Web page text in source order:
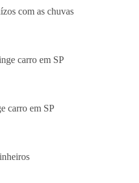
com as chuvas
carro em SP